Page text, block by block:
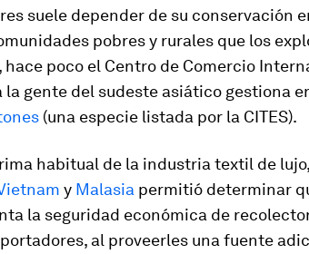
suele depender de su conservación
pobres y rurales que los
hace poco el Centro de Comercio
la gente del sudeste asiático gestiona
(una especie listada por la CITES).
habitual de la industria textil de
y Malasia permitió determinar
la seguridad económica de
al proveerles una fuente